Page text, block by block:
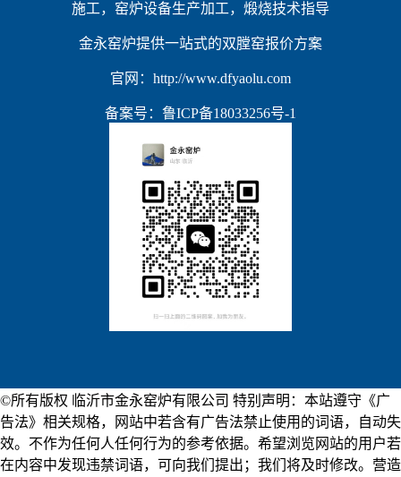
施工，窑炉设备生产加工，煅烧技术指导
金永窑炉提供一站式的双膛窑报价方案
官网：http://www.dfyaolu.com
备案号： 鲁ICP备18033256号-1
©所有版权 临沂市金永窑炉有限公司 特别声明：本站遵守《广
告法》相关规格，网站中若含有广告法禁止使用的词语，自动失
效。不作为任何人任何行为的参考依据。希望浏览网站的用户若
在内容中发现违禁词语，可向我们提出；我们将及时修改。营造